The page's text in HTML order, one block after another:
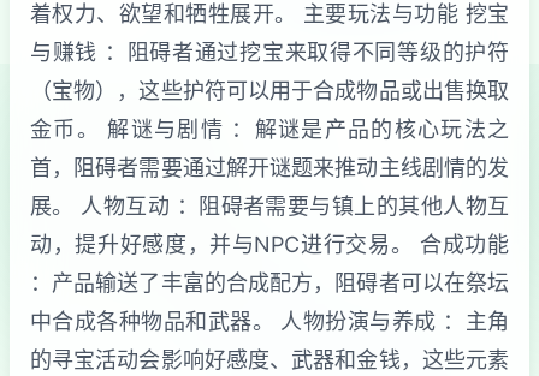
着权力、欲望和牺牲展开。 主要玩法与功能 挖宝
与赚钱 ：阻碍者通过挖宝来取得不同等级的护符
（宝物），这些护符可以用于合成物品或出售换取
金币。 解谜与剧情 ：解谜是产品的核心玩法之
首，阻碍者需要通过解开谜题来推动主线剧情的发
展。 人物互动 ：阻碍者需要与镇上的其他人物互
动，提升好感度，并与NPC进行交易。 合成功能
：产品输送了丰富的合成配方，阻碍者可以在祭坛
中合成各种物品和武器。 人物扮演与养成 ：主角
的寻宝活动会影响好感度、武器和金钱，这些元素